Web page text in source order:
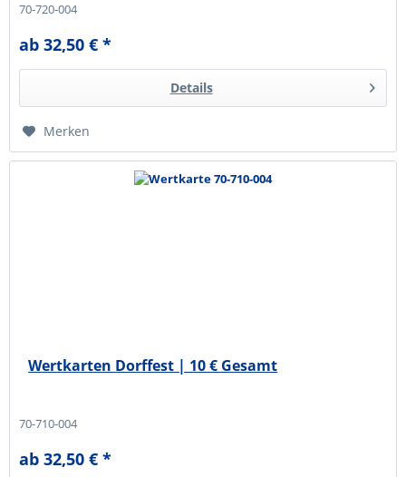
70-720-004
ab 32,50 € *
Details
Merken
Wertkarten Dorffest | 10 € Gesamt
70-710-004
ab 32,50 € *